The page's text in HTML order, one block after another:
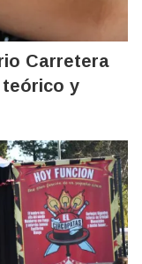
Carretera
teórico y